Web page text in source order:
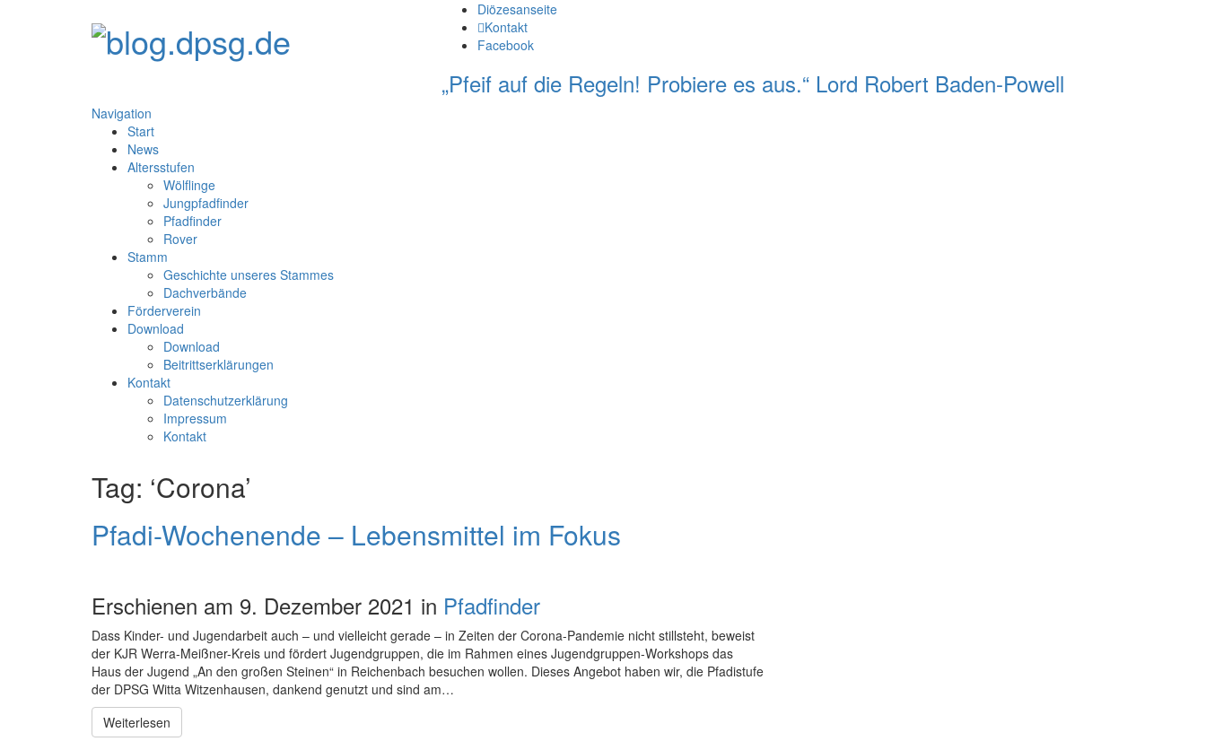
Diözesanseite
Kontakt
Facebook
„Pfeif auf die Regeln! Probiere es aus.“ Lord Robert Baden-Powell
Navigation
Start
News
Altersstufen
Wölflinge
Jungpfadfinder
Pfadfinder
Rover
Stamm
Geschichte unseres Stammes
Dachverbände
Förderverein
Download
Download
Beitrittserklärungen
Kontakt
Datenschutzerklärung
Impressum
Kontakt
Tag: ‘Corona’
Pfadi-Wochenende – Lebensmittel im Fokus
Erschienen am 9. Dezember 2021 in Pfadfinder
Dass Kinder- und Jugendarbeit auch – und vielleicht gerade – in Zeiten der Corona-Pandemie nicht stillsteht, beweist
der KJR Werra-Meißner-Kreis und fördert Jugendgruppen, die im Rahmen eines Jugendgruppen-Workshops das
Haus der Jugend „An den großen Steinen“ in Reichenbach besuchen wollen. Dieses Angebot haben wir, die Pfadistufe
der DPSG Witta Witzenhausen, dankend genutzt und sind am…
Weiterlesen